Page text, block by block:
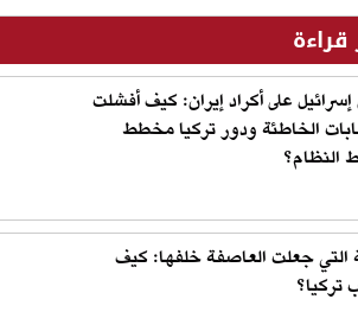
قراءة
على أكراد إيران: كيف أفشلت
الخاطئة ودور تركيا مخطط
النظام؟
التي جعلت العاصفة خلفها: كيف